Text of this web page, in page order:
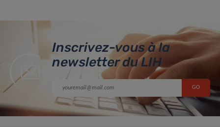
Inscrivez-vous à la
newsletter du LIH